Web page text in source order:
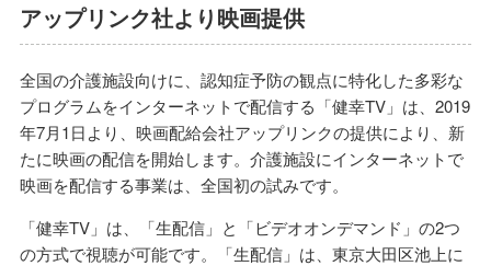
アップリンク社より映画提供
全国の介護施設向けに、認知症予防の観点に特化した多彩な
プログラムをインターネットで配信する「健幸TV」は、2019
年7月1日より、映画配給会社アップリンクの提供により、新
たに映画の配信を開始します。介護施設にインターネットで
映画を配信する事業は、全国初の試みです。
「健幸TV」は、「生配信」と「ビデオオンデマンド」の2つ
の方式で視聴が可能です。「生配信」は、東京大田区池上に